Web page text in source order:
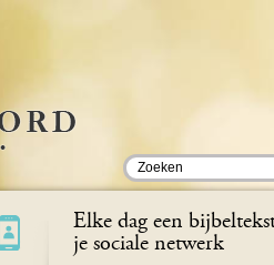
Elke dag een
je sociale netwerk